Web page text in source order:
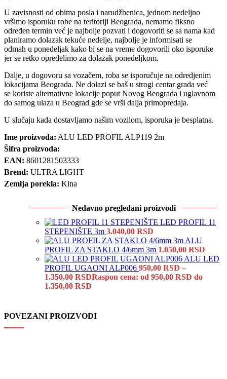
U zavisnosti od obima posla i narudžbenica, jednom nedeljno
vršimo isporuku robe na teritoriji Beograda, nemamo fiksno
određen termin već je najbolje pozvati i dogovoriti se sa nama kad
planiramo dolazak tekuće nedelje, najbolje je informisati se
odmah u ponedeljak kako bi se na vreme dogovorili oko isporuke
jer se retko opredelimo za dolazak ponedeljkom.
Dalje, u dogovoru sa vozačem, roba se isporučuje na odredjenim
lokacijama Beograda. Ne dolazi se baš u strogi centar grada već
se koriste alternativne lokacije poput Novog Beograda i uglavnom
do samog ulaza u Beograd gde se vrši dalja primopredaja.
U slučaju kada dostavljamo našim vozilom, isporuka je besplatna.
Ime proizvoda: ALU LED PROFIL ALP119 2m
Šifra proizvoda:
EAN: 8601281503333
Brend: ULTRA LIGHT
Zemlja porekla: Kina
Nedavno pregledani proizvodi
LED PROFIL 11
STEPENIŠTE 3m 3.040,00 RSD
ALU
PROFIL ZA STAKLO 4/6mm 3m 1.050,00 RSD
ALU LED
PROFIL UGAONI ALP006 950,00 RSD –
1.350,00 RSDRaspon cena: od 950,00 RSD do
1.350,00 RSD
POVEZANI PROIZVODI